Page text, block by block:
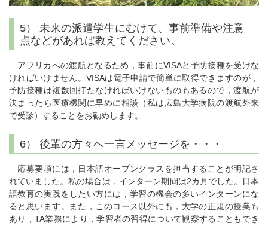
5） 未来の派遣学生にむけて、事前準備や注意
点などがあれば教えてください。
アフリカへの渡航となるため，事前にVISAと予防接種を受けな
ければいけません。VISAは電子申請で簡単に取得できますのが，
予防接種は複数回打たなければいけないものもあるので，渡航が
決まったら医療機関に早めに相談（私は広島大学病院の渡航外来
で受診）することをお勧めします。
6） 後輩の方々へ一言メッセージを・・・
応募要項には，日本語オープンクラスを担当することが明記さ
れていました。私の場合は，インターン期間は2カ月でした。日本
語教育の実践をしたい方には，学習の機会の多いインターンにな
ると思います。また，このコース以外にも，大学の正規の授業も
あり，TA業務により，学習者の習得について観察することもでき